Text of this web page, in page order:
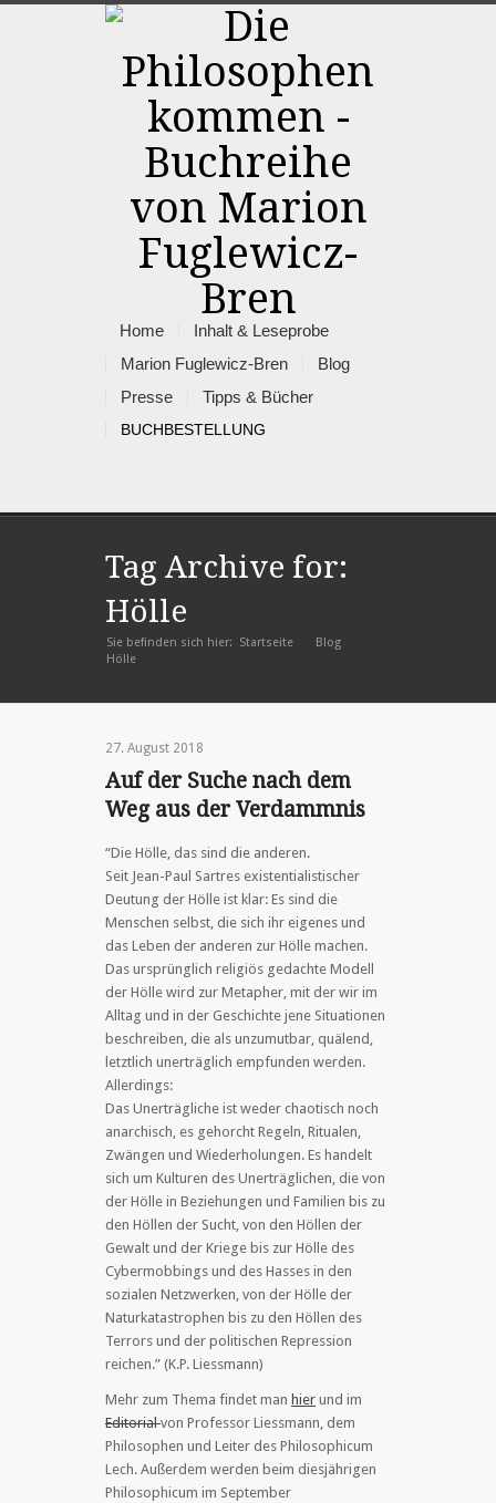
Home
Inhalt & Leseprobe
Marion Fuglewicz-Bren
Blog
Presse
Tipps & Bücher
BUCHBESTELLUNG
Tag Archive for:
Hölle
Sie befinden sich hier: Startseite »
Blog
Hölle
27. August 2018
Auf der Suche nach dem
Weg aus der Verdammnis
“Die Hölle, das sind die anderen.
Seit Jean-Paul Sartres existentialistischer
Deutung der Hölle ist klar: Es sind die
Menschen selbst, die sich ihr eigenes und
das Leben der anderen zur Hölle machen.
Das ursprünglich religiös gedachte Modell
der Hölle wird zur Metapher, mit der wir im
Alltag und in der Geschichte jene Situationen
beschreiben, die als unzumutbar, quälend,
letztlich unerträglich empfunden werden.
Allerdings:
Das Unerträgliche ist weder chaotisch noch
anarchisch, es gehorcht Regeln, Ritualen,
Zwängen und Wiederholungen. Es handelt
sich um Kulturen des Unerträglichen, die von
der Hölle in Beziehungen und Familien bis zu
den Höllen der Sucht, von den Höllen der
Gewalt und der Kriege bis zur Hölle des
Cybermobbings und des Hasses in den
sozialen Netzwerken, von der Hölle der
Naturkatastrophen bis zu den Höllen des
Terrors und der politischen Repression
reichen.” (K.P. Liessmann)
Mehr zum Thema findet man hier und im
Editorialvon Professor Liessmann, dem
Philosophen und Leiter des Philosophicum
Lech. Außerdem werden beim diesjährigen
Philosophicum im September